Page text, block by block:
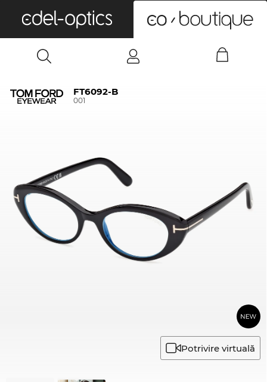
FT6092-B
001
Potrivire virtuală